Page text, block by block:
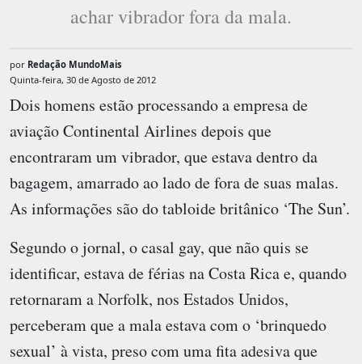
achar vibrador fora da mala.
por Redação MundoMais
Quinta-feira, 30 de Agosto de 2012
Dois homens estão processando a empresa de
aviação Continental Airlines depois que
encontraram um vibrador, que estava dentro da
bagagem, amarrado ao lado de fora de suas malas.
As informações são do tabloide britânico ‘The Sun’.
Segundo o jornal, o casal gay, que não quis se
identificar, estava de férias na Costa Rica e, quando
retornaram a Norfolk, nos Estados Unidos,
perceberam que a mala estava com o ‘brinquedo
sexual’ à vista, preso com uma fita adesiva que